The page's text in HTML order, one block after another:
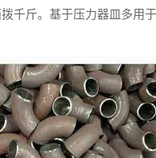
千斤。基于压力器皿多用